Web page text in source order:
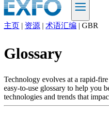
产
解
决
方
主页 | 资源 | 术语汇编 | GBR
Glossary
Technology evolves at a rapid-
easy-to-use glossary to help you
technologies and trends that